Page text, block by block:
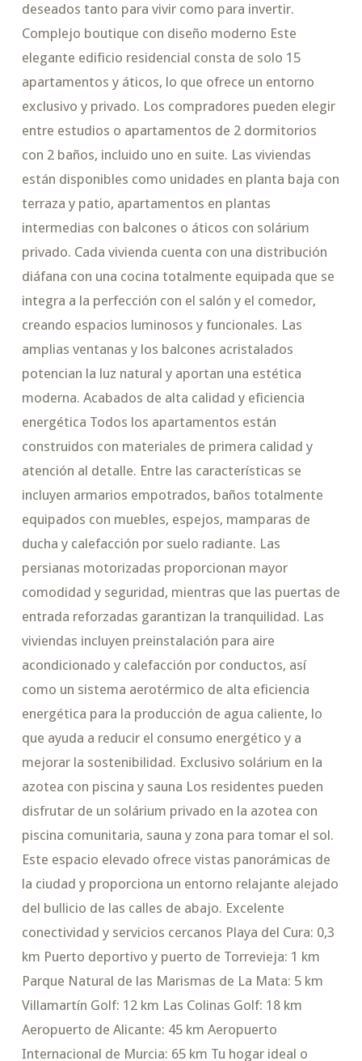
deseados tanto para vivir como para invertir.
Complejo boutique con diseño moderno Este
elegante edificio residencial consta de solo 15
apartamentos y áticos, lo que ofrece un entorno
exclusivo y privado. Los compradores pueden elegir
entre estudios o apartamentos de 2 dormitorios
con 2 baños, incluido uno en suite. Las viviendas
están disponibles como unidades en planta baja con
terraza y patio, apartamentos en plantas
intermedias con balcones o áticos con solárium
privado. Cada vivienda cuenta con una distribución
diáfana con una cocina totalmente equipada que se
integra a la perfección con el salón y el comedor,
creando espacios luminosos y funcionales. Las
amplias ventanas y los balcones acristalados
potencian la luz natural y aportan una estética
moderna. Acabados de alta calidad y eficiencia
energética Todos los apartamentos están
construidos con materiales de primera calidad y
atención al detalle. Entre las características se
incluyen armarios empotrados, baños totalmente
equipados con muebles, espejos, mamparas de
ducha y calefacción por suelo radiante. Las
persianas motorizadas proporcionan mayor
comodidad y seguridad, mientras que las puertas de
entrada reforzadas garantizan la tranquilidad. Las
viviendas incluyen preinstalación para aire
acondicionado y calefacción por conductos, así
como un sistema aerotérmico de alta eficiencia
energética para la producción de agua caliente, lo
que ayuda a reducir el consumo energético y a
mejorar la sostenibilidad. Exclusivo solárium en la
azotea con piscina y sauna Los residentes pueden
disfrutar de un solárium privado en la azotea con
piscina comunitaria, sauna y zona para tomar el sol.
Este espacio elevado ofrece vistas panorámicas de
la ciudad y proporciona un entorno relajante alejado
del bullicio de las calles de abajo. Excelente
conectividad y servicios cercanos Playa del Cura: 0,3
km Puerto deportivo y puerto de Torrevieja: 1 km
Parque Natural de las Marismas de La Mata: 5 km
Villamartín Golf: 12 km Las Colinas Golf: 18 km
Aeropuerto de Alicante: 45 km Aeropuerto
Internacional de Murcia: 65 km Tu hogar ideal o